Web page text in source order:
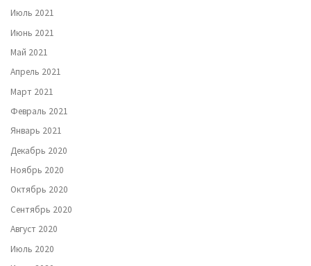
Июль 2021
Июнь 2021
Май 2021
Апрель 2021
Март 2021
Февраль 2021
Январь 2021
Декабрь 2020
Ноябрь 2020
Октябрь 2020
Сентябрь 2020
Август 2020
Июль 2020